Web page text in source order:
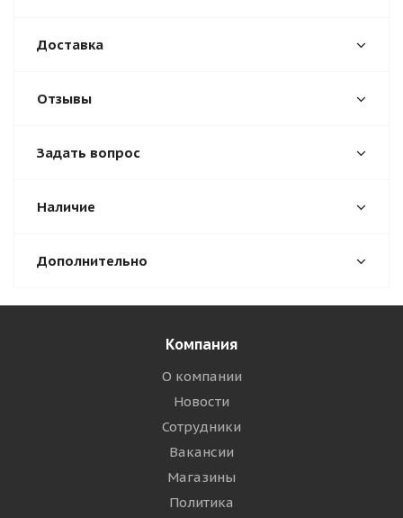
Доставка
Отзывы
Задать вопрос
Наличие
Дополнительно
Компания
О компании
Новости
Сотрудники
Вакансии
Магазины
Политика